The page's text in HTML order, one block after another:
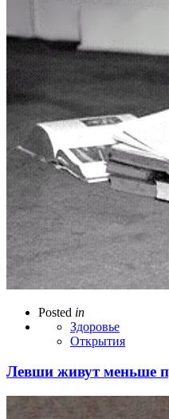
Posted in
Здоровье
Открытия
Левши живут меньше